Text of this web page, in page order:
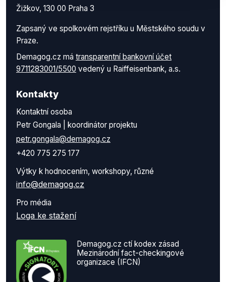
Žižkov, 130 00 Praha 3
Zapsaný ve spolkovém rejstříku u Městského soudu v
Praze.
Demagog.cz má transparentní bankovní účet
9711283001/5500 vedený u Raiffeisenbank, a.s.
Kontakty
Kontaktní osoba
Petr Gongala | koordinátor projektu
petr.gongala@demagog.cz
+420 775 275 177
Výtky k hodnocením, workshopy, různé
info@demagog.cz
Pro média
Loga ke stažení
Demagog.cz ctí kodex zásad
Mezinárodní fact-checkingové
organizace (IFCN)